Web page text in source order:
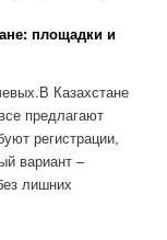
площадки и
Казахстане
предлагают
регистрации,
вариант –
лишних